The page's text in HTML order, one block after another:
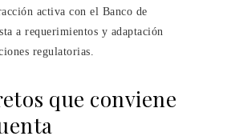
activa con el Banco de
a requerimientos y adaptación
regulatorias.
que conviene